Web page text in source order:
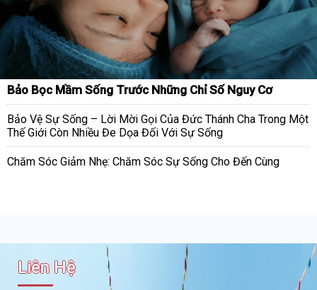
Bảo Bọc Mầm Sống Trước Những Chỉ Số Nguy Cơ
Bảo Vệ Sự Sống – Lời Mời Gọi Của Đức Thánh Cha Trong Một
Thế Giới Còn Nhiều Đe Dọa Đối Với Sự Sống
Chăm Sóc Giảm Nhẹ: Chăm Sóc Sự Sống Cho Đến Cùng
Liên Hệ